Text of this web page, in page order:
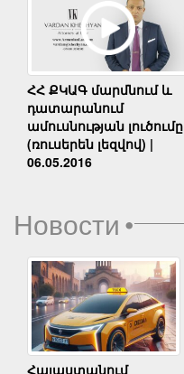
ՀՀ ՔԿԱԳ մարմնում և
դատարանում
ամուսնության լուծումը
(ռուսերեն լեզվով) |
06.05.2016
Новости•
Հայաստանում